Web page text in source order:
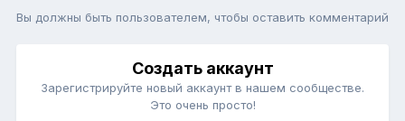
Вы должны быть пользователем, чтобы оставить комментарий
Создать аккаунт
Зарегистрируйте новый аккаунт в нашем сообществе.
Это очень просто!